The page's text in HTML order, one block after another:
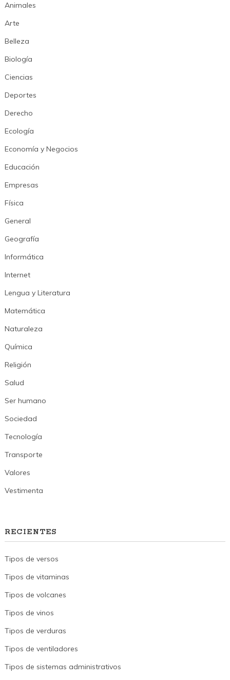
Animales
Arte
Belleza
Biología
Ciencias
Deportes
Derecho
Ecología
Economía y Negocios
Educación
Empresas
Física
General
Geografía
Informática
Internet
Lengua y Literatura
Matemática
Naturaleza
Química
Religión
Salud
Ser humano
Sociedad
Tecnología
Transporte
Valores
Vestimenta
RECIENTES
Tipos de versos
Tipos de vitaminas
Tipos de volcanes
Tipos de vinos
Tipos de verduras
Tipos de ventiladores
Tipos de sistemas administrativos